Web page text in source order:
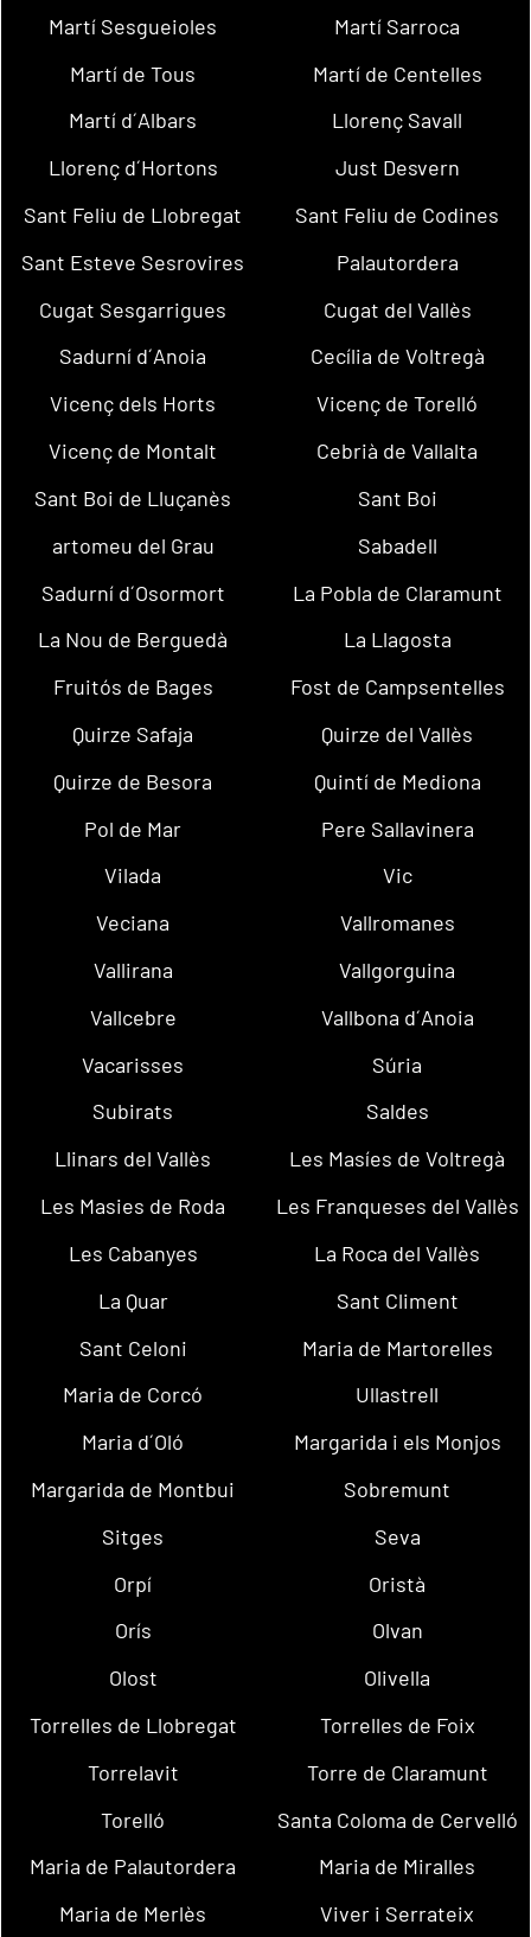
Martí Sesgueioles
Martí Sarroca
Martí de Tous
Martí de Centelles
Martí d´Albars
Llorenç Savall
Llorenç d´Hortons
Just Desvern
Sant Feliu de Llobregat
Sant Feliu de Codines
Sant Esteve Sesrovires
Palautordera
Cugat Sesgarrigues
Cugat del Vallès
Sadurní d´Anoia
Cecília de Voltregà
Vicenç dels Horts
Vicenç de Torelló
Vicenç de Montalt
Cebrià de Vallalta
Sant Boi de Lluçanès
Sant Boi
artomeu del Grau
Sabadell
Sadurní d´Osormort
La Pobla de Claramunt
La Nou de Berguedà
La Llagosta
Fruitós de Bages
Fost de Campsentelles
Quirze Safaja
Quirze del Vallès
Quirze de Besora
Quintí de Mediona
Pol de Mar
Pere Sallavinera
Vilada
Vic
Veciana
Vallromanes
Vallirana
Vallgorguina
Vallcebre
Vallbona d´Anoia
Vacarisses
Súria
Subirats
Saldes
Llinars del Vallès
Les Masíes de Voltregà
Les Masies de Roda
Les Franqueses del Vallès
Les Cabanyes
La Roca del Vallès
La Quar
Sant Climent
Sant Celoni
Maria de Martorelles
Maria de Corcó
Ullastrell
Maria d´Oló
Margarida i els Monjos
Margarida de Montbui
Sobremunt
Sitges
Seva
Orpí
Oristà
Orís
Olvan
Olost
Olivella
Torrelles de Llobregat
Torrelles de Foix
Torrelavit
Torre de Claramunt
Torelló
Santa Coloma de Cervelló
Maria de Palautordera
Maria de Miralles
Maria de Merlès
Viver i Serrateix